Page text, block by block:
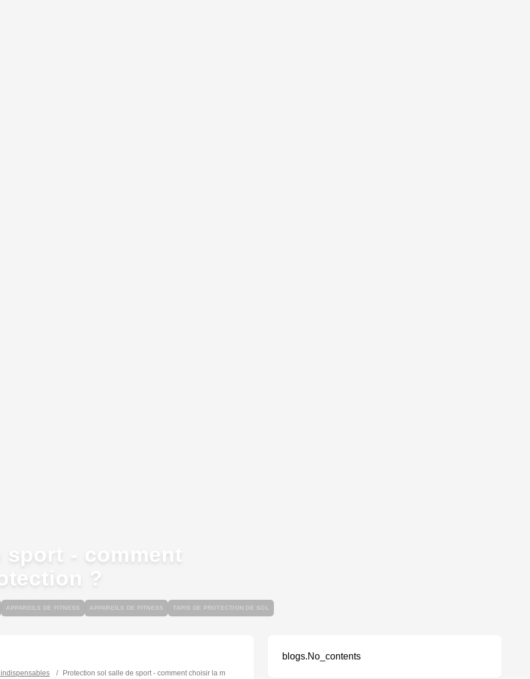
- comment
?
APPAREILS DE FITNESS APPAREILS DE FITNESS TAPIS DE PROTECTION DE SOL
/ Protection sol salle de sport - comment choisir la meilleure protection ?
blogs.No_contents